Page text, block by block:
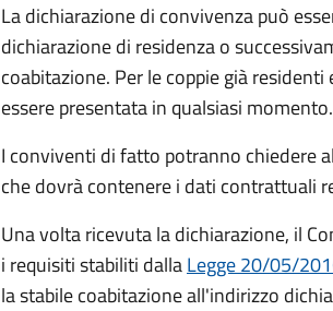
La dichiarazione di convivenza può
dichiarazione di residenza o
coabitazione. Per le coppie già
essere presentata in qualsiasi momento.
I conviventi di fatto potranno chiedere
che dovrà contenere i dati contrattuali
Una volta ricevuta la dichiarazione, il
i requisiti stabiliti dallaLegge 20/05/
la stabile coabitazione all'indirizzo